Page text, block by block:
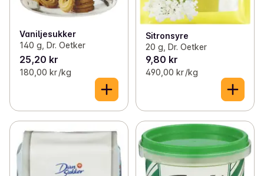
Vaniljesukker
140 g, Dr. Oetker
25,20 kr
180,00 kr /kg
Sitronsyre
20 g, Dr. Oetker
9,80 kr
490,00 kr /kg